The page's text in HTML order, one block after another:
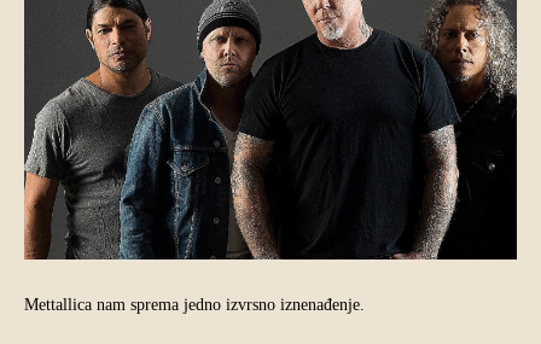
Mettallica nam sprema jedno izvrsno iznenađenje.